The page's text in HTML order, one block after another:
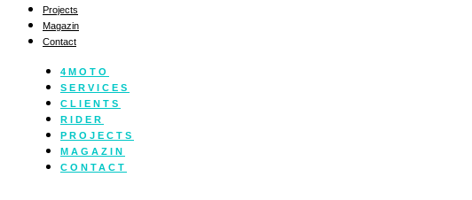
Projects
Magazin
Contact
4MOTO
SERVICES
CLIENTS
RIDER
PROJECTS
MAGAZIN
CONTACT